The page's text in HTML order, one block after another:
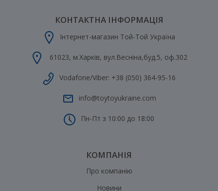
КОНТАКТНА ІНФОРМАЦІЯ
Інтернет-магазин Той-Той Україна
61023, м.Харків, вул.Весніна,буд.5, оф.302
Vodafone/Viber: +38 (050) 364-95-16
info@toytoyukraine.com
Пн-Пт з 10:00 до 18:00
КОМПАНІЯ
Про компанію
Новини